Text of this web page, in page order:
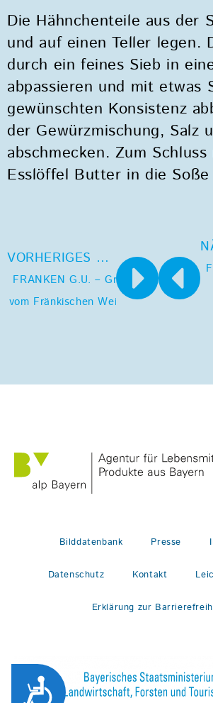
Zug&auml;nglichkeit
Die Hähnchenteile aus der
und auf einen Teller legen.
durch ein feines Sieb in
abpassieren und mit etwas
gewünschten Konsistenz
der Gewürzmischung, Salz
abschmecken. Zum
Esslöffel Butter in die
VORHERIGES REZEPT
FRANKEN G.U. – Granité
vom Fränkischen Weißwein
Bilddatenbank Presse
Datenschutz Kontakt
Erklärung zur